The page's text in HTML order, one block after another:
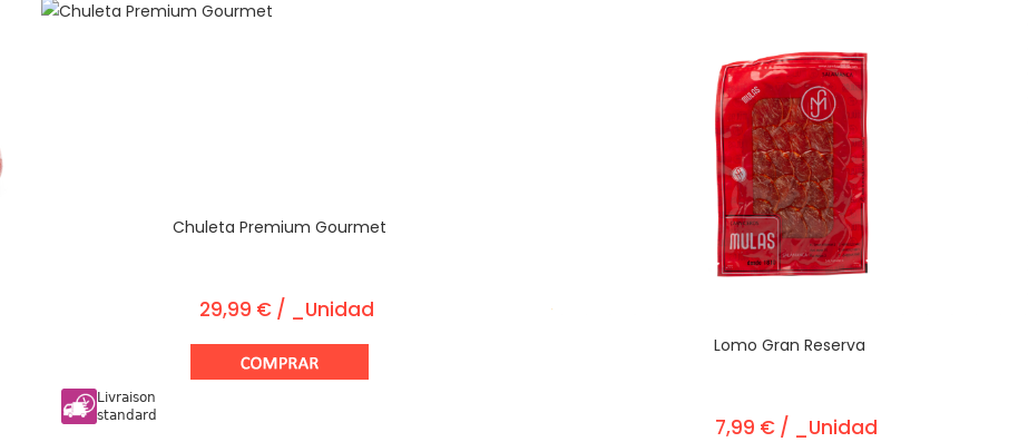
Chuleta Premium Gourmet
29,99 € / _Unidad
Livraison
standard
Lomo Gran Reserva
7,99 € / _Unidad